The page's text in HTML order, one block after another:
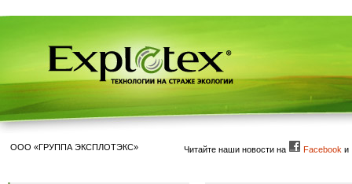
ООО «ГРУППА ЭКСПЛОТЭКС» Читайте наши новости на Facebook и